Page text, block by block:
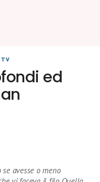
TV
ed
avesse o meno